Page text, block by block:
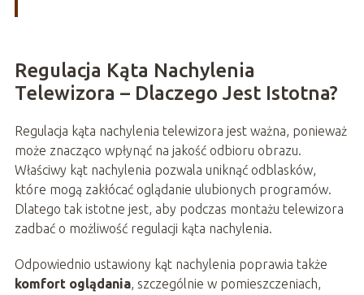
Regulacja Kąta Nachylenia
Telewizora – Dlaczego Jest Istotna?
Regulacja kąta nachylenia telewizora jest ważna, ponieważ
może znacząco wpłynąć na jakość odbioru obrazu.
Właściwy kąt nachylenia pozwala uniknąć odblasków,
które mogą zakłócać oglądanie ulubionych programów.
Dlatego tak istotne jest, aby podczas montażu telewizora
zadbać o możliwość regulacji kąta nachylenia.
Odpowiednio ustawiony kąt nachylenia poprawia także
komfort oglądania, szczególnie w pomieszczeniach,